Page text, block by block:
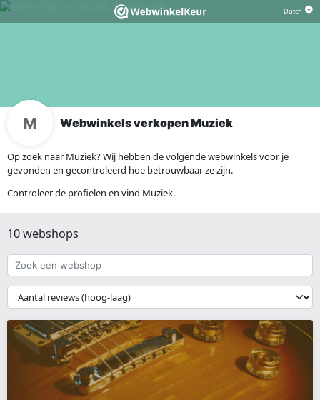
Webwinkels verkopen Muziek
Op zoek naar Muziek? Wij hebben de volgende webwinkels voor je
gevonden en gecontroleerd hoe betrouwbaar ze zijn.
Controleer de profielen en vind Muziek.
10 webshops
Zoek
een
webshop
{{
__('Sort')
}}